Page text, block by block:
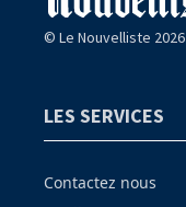
© Le Nouvelliste 2026
LES SERVICES
Contactez nous